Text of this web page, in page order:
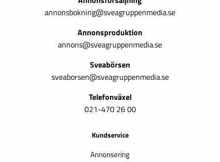
annonsbokning@sveagruppenmedia.se
Annonsproduktion
annons@sveagruppenmedia.se
Sveabörsen
sveaborsen@sveagruppenmedia.se
Telefonväxel
021-470 26 00
Kundservice
Annonsering